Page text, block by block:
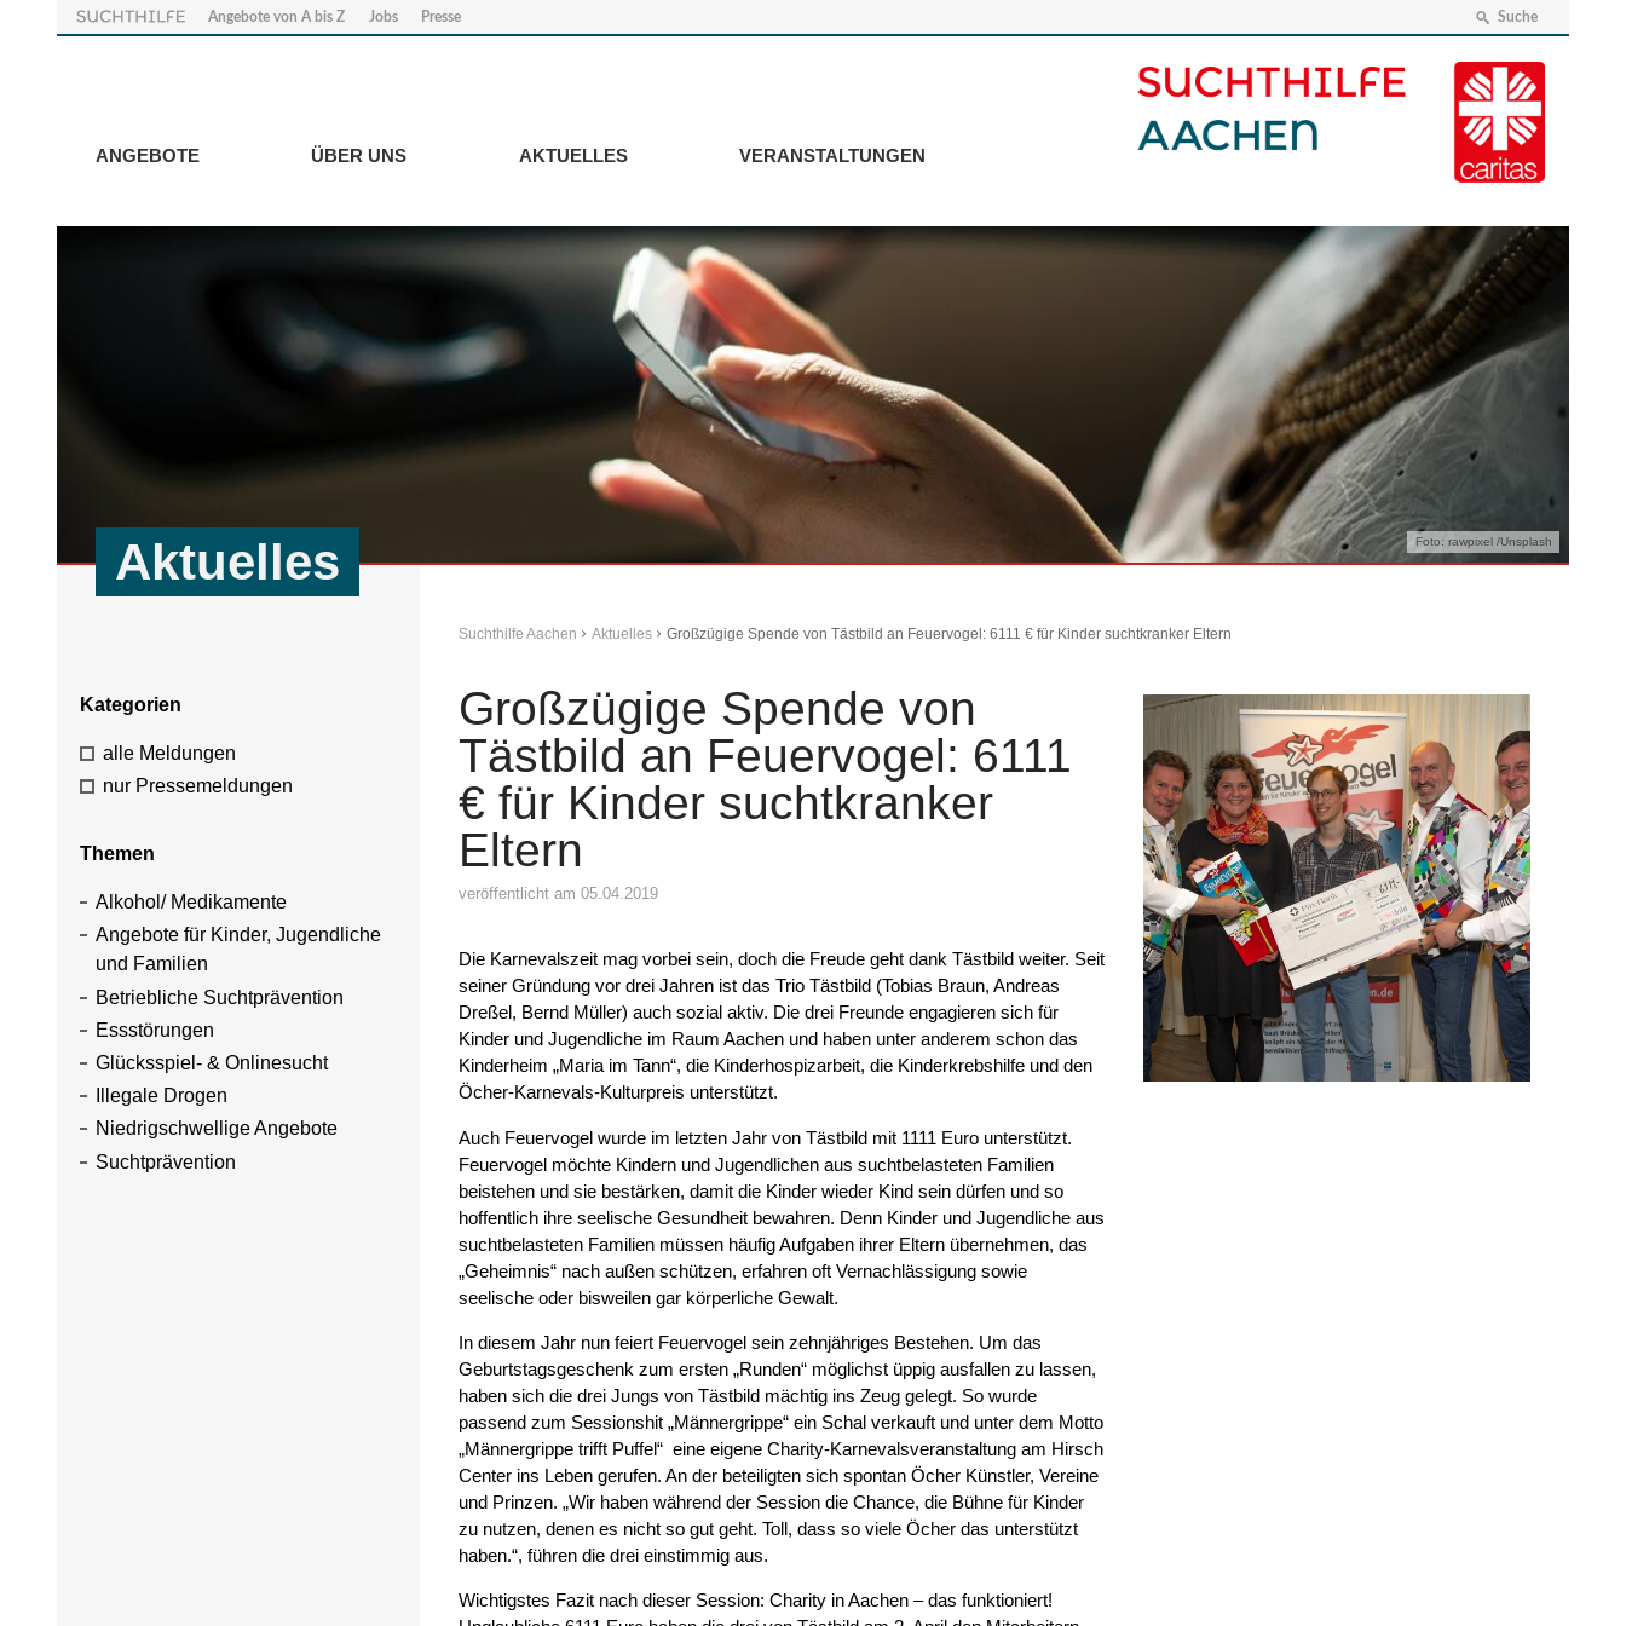
Angebote von A bis Z Jobs Presse Suche
ANGEBOTE ÜBER UNS AKTUELLES VERANSTALTUNGEN
Aktuelles Foto: rawpixel /Unsplash
Kategorien
alle Meldungen
nur Pressemeldungen
Themen
Alkohol/ Medikamente
Angebote für Kinder, Jugendliche
und Familien
Betriebliche Suchtprävention
Essstörungen
Glücksspiel- & Onlinesucht
Illegale Drogen
Niedrigschwellige Angebote
Suchtprävention
Suchthilfe Aachen Aktuelles Großzügige Spende von Tästbild an Feuervogel: 6111 € für Kinder suchtkranker Eltern
Großzügige Spende von
Tästbild an Feuervogel: 6111
€ für Kinder suchtkranker
Eltern
veröffentlicht am 05.04.2019
Die Karnevalszeit mag vorbei sein, doch die Freude geht dank Tästbild weiter. Seit
seiner Gründung vor drei Jahren ist das Trio Tästbild (Tobias Braun, Andreas
Dreßel, Bernd Müller) auch sozial aktiv. Die drei Freunde engagieren sich für
Kinder und Jugendliche im Raum Aachen und haben unter anderem schon das
Kinderheim „Maria im Tann“, die Kinderhospizarbeit, die Kinderkrebshilfe und den
Öcher-Karnevals-Kulturpreis unterstützt.
Auch Feuervogel wurde im letzten Jahr von Tästbild mit 1111 Euro unterstützt.
Feuervogel möchte Kindern und Jugendlichen aus suchtbelasteten Familien
beistehen und sie bestärken, damit die Kinder wieder Kind sein dürfen und so
hoffentlich ihre seelische Gesundheit bewahren. Denn Kinder und Jugendliche aus
suchtbelasteten Familien müssen häufig Aufgaben ihrer Eltern übernehmen, das
„Geheimnis“ nach außen schützen, erfahren oft Vernachlässigung sowie
seelische oder bisweilen gar körperliche Gewalt.
In diesem Jahr nun feiert Feuervogel sein zehnjähriges Bestehen. Um das
Geburtstagsgeschenk zum ersten „Runden“ möglichst üppig ausfallen zu lassen,
haben sich die drei Jungs von Tästbild mächtig ins Zeug gelegt. So wurde
passend zum Sessionshit „Männergrippe“ ein Schal verkauft und unter dem Motto
„Männergrippe trifft Puffel“ eine eigene Charity-Karnevalsveranstaltung am Hirsch
Center ins Leben gerufen. An der beteiligten sich spontan Öcher Künstler, Vereine
und Prinzen. „Wir haben während der Session die Chance, die Bühne für Kinder
zu nutzen, denen es nicht so gut geht. Toll, dass so viele Öcher das unterstützt
haben.“, führen die drei einstimmig aus.
Wichtigstes Fazit nach dieser Session: Charity in Aachen – das funktioniert!